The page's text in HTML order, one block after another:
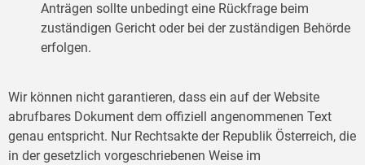
Anträgen sollte unbedingt eine Rückfrage beim
zuständigen Gericht oder bei der zuständigen Behörde
erfolgen.
Wir können nicht garantieren, dass ein auf der Website
abrufbares Dokument dem offiziell angenommenen Text
genau entspricht. Nur Rechtsakte der Republik Österreich, die
in der gesetzlich vorgeschriebenen Weise im